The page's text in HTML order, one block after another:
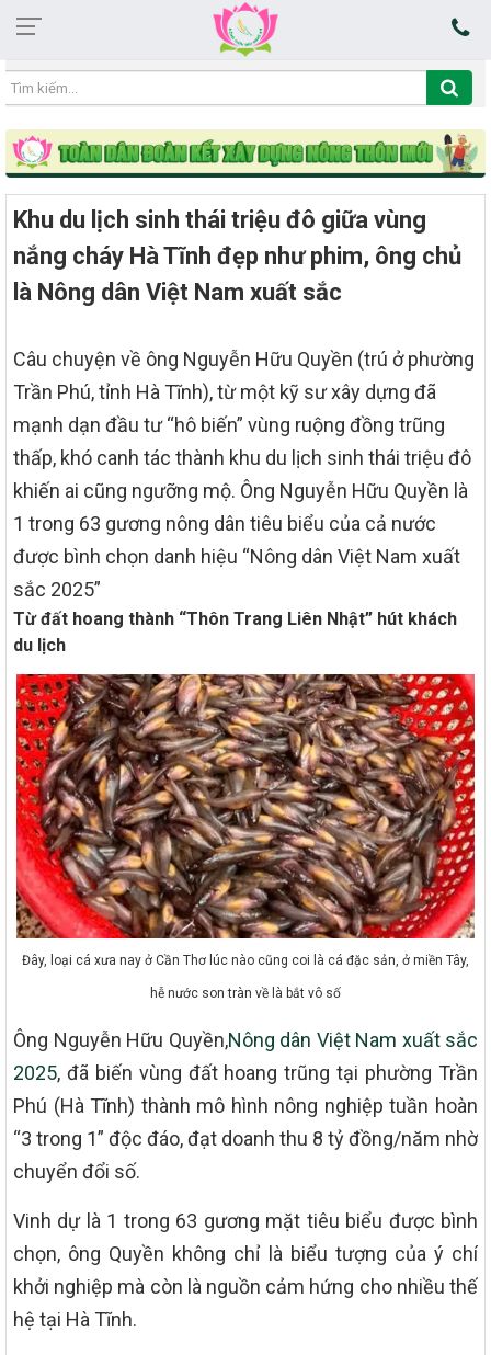
14:37:54 06/08/2026
Khu du lịch sinh thái triệu đô giữa vùng
nắng cháy Hà Tĩnh đẹp như phim, ông chủ
là Nông dân Việt Nam xuất sắc
Câu chuyện về ông Nguyễn Hữu Quyền (trú ở phường
Trần Phú, tỉnh Hà Tĩnh), từ một kỹ sư xây dựng đã
mạnh dạn đầu tư “hô biến” vùng ruộng đồng trũng
thấp, khó canh tác thành khu du lịch sinh thái triệu đô
khiến ai cũng ngưỡng mộ. Ông Nguyễn Hữu Quyền là
1 trong 63 gương nông dân tiêu biểu của cả nước
được bình chọn danh hiệu “Nông dân Việt Nam xuất
sắc 2025”
Từ đất hoang thành “Thôn Trang Liên Nhật” hút khách
du lịch
Đây, loại cá xưa nay ở Cần Thơ lúc nào cũng coi là cá đặc sản, ở miền Tây,
hễ nước son tràn về là bắt vô số
Ông Nguyễn Hữu Quyền,Nông dân Việt Nam xuất sắc
2025, đã biến vùng đất hoang trũng tại phường Trần
Phú (Hà Tĩnh) thành mô hình nông nghiệp tuần hoàn
“3 trong 1” độc đáo, đạt doanh thu 8 tỷ đồng/năm nhờ
chuyển đổi số.
Vinh dự là 1 trong 63 gương mặt tiêu biểu được bình
chọn, ông Quyền không chỉ là biểu tượng của ý chí
khởi nghiệp mà còn là nguồn cảm hứng cho nhiều thế
hệ tại Hà Tĩnh.